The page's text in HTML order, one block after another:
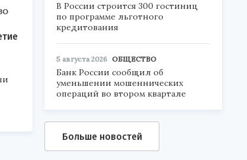
В России строится 300 гостиниц
по программе льготного
кредитования
5 августа 2026 ОБЩЕСТВО
Банк России сообщил об
уменьшении мошеннических
операций во втором квартале
Больше новостей